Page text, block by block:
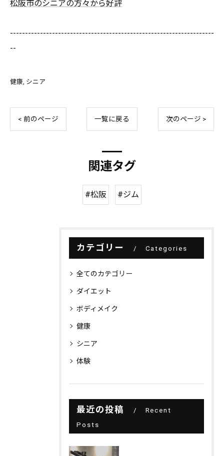
松阪市のシニアの方々から好評
--------------------------------------------------------------------
--
健康 シニア
< 前のページ 一覧に戻る 次のページ >
関連タグ
#松阪 #ジム
カテゴリー Categories
全てのカテゴリー
ダイエット
ボディメイク
健康
シニア
体験
最近の投稿
Recent
Posts